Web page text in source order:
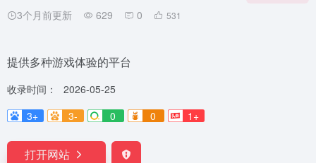
3个月前更新 629 0 531
提供多种游戏体验的平台
收录时间：
2026-05-25
3+
3- 0 0 1+
打开网站